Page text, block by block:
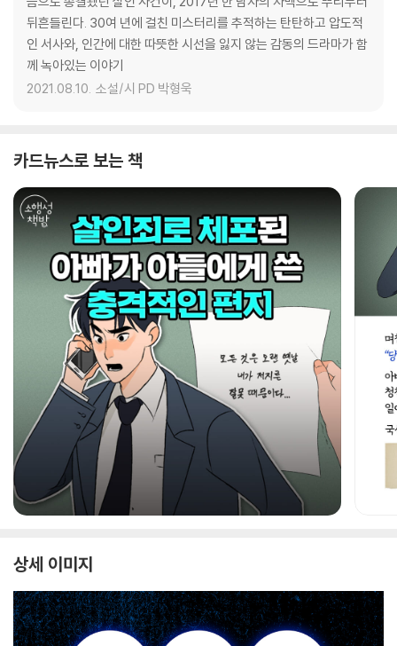
뒤흔들린다. 30여 년에 걸친 미스터리를 추적하는 탄탄하고 압도적
인 서사와, 인간에 대한 따뜻한 시선을 잃지 않는 감동의 드라마가 함
께 녹아있는 이야기
2021.08.10. 소설/시 PD 박형욱
카드뉴스로 보는 책
상세 이미지